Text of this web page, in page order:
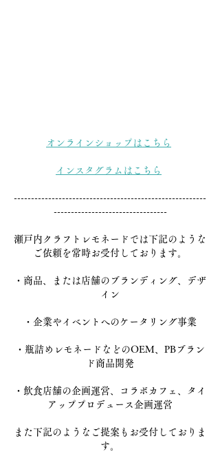
オンラインショップはこちら
インスタグラムはこちら
--------------------------------------------------------
---------------------------------
瀬戸内クラフトレモネードでは下記のような
ご依頼を常時お受付しております。
・商品、または店舗のブランディング、デザ
イン
・企業やイベントへのケータリング事業
・瓶詰めレモネードなどのOEM、PBブラン
ド商品開発
・飲食店舗の企画運営、コラボカフェ、タイ
アッププロデュース企画運営
また下記のようなご提案もお受付しておりま
す。